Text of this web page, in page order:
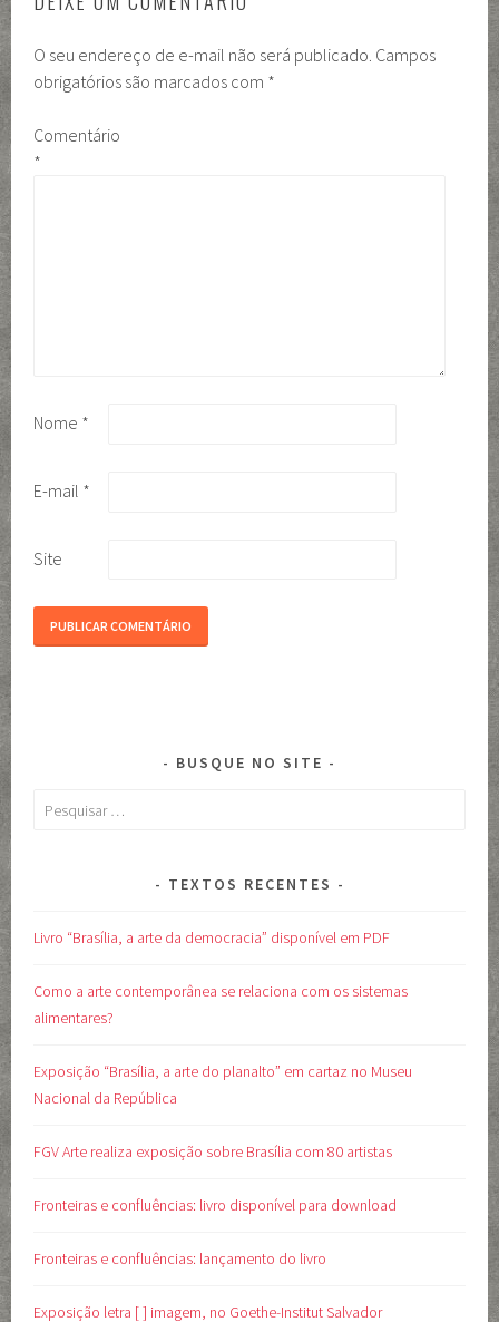
O seu endereço de e-mail não será publicado. Campos
obrigatórios são marcados com *
Comentário
*
Nome *
E-mail *
Site
BUSQUE NO SITE
Pesquisar
TEXTOS RECENTES
Livro “Brasília, a arte da democracia” disponível em PDF
Como a arte contemporânea se relaciona com os sistemas
alimentares?
Exposição “Brasília, a arte do planalto” em cartaz no Museu
Nacional da República
FGV Arte realiza exposição sobre Brasília com 80 artistas
Fronteiras e confluências: livro disponível para download
Fronteiras e confluências: lançamento do livro
Exposição letra [ ] imagem, no Goethe-Institut Salvador